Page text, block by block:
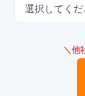
選択してくだ
＼他